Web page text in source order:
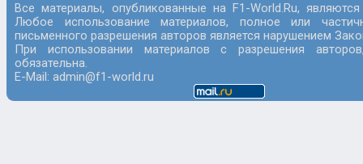
Все материалы, опубликованные на F1-World.Ru,
Любое использование материалов, полное или
письменного разрешения авторов является нарушением
При использовании материалов с разрешения
обязательна.
E-Mail: admin@f1-world.ru